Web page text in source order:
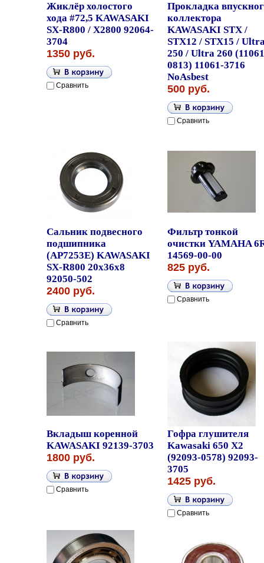
Жиклёр холостого
хода #72,5 KAWASAKI
SX-R800 / X2800 92064-
3704
1350 руб.
Сравнить
Прокладка
коллектора
KAWASAKI STX /
STX12 / STX15 /
250 / Ultra 260
0813) 11061-3716
NoAsbest
500 руб.
Сравнить
Сальник подвесного
подшипника
(AP7253E) KAWASAKI
SX-R800 20х36х8
92050-502
2400 руб.
Сравнить
Фильтр тонкой
очистки YAMAHA
14569-00-00
825 руб.
Сравнить
Вкладыш коренной
KAWASAKI 92139-3703
1800 руб.
Сравнить
Гофра глушителя
Kawasaki 650 X2
(92093-0578) 92093-
3705
1425 руб.
Сравнить